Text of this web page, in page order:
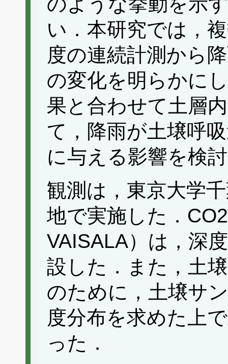
い．本研究では，
度の連続計測から
の変化を明らかに
果と合わせて土層
て，降雨が土壌呼
に与える影響を検
観測は，東京大学
地で実施した．
VAISALA）は，深
設した．また，土
のために，土壌サ
度分布を求めた上
った．